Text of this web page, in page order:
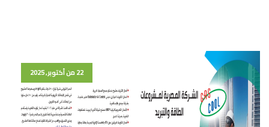
22 من أكتوبر, 2025